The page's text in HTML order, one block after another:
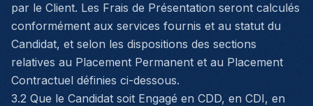
par le Client. Les Frais de Présentation seront calculés
conformément aux services fournis et au statut du
Candidat, et selon les dispositions des sections
relatives au Placement Permanent et au Placement
Contractuel définies ci-dessous.
3.2 Que le Candidat soit Engagé en CDD, en CDI, en